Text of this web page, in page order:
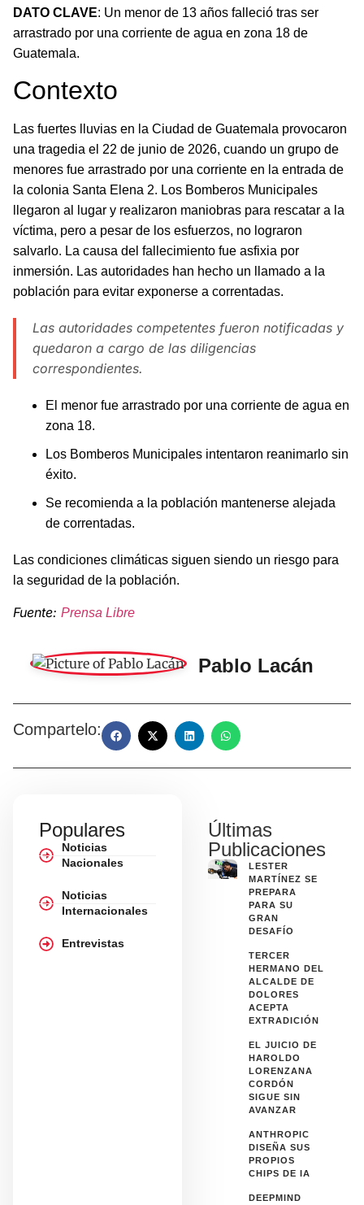
DATO CLAVE: Un menor de 13 años falleció tras ser
arrastrado por una corriente de agua en zona 18 de
Guatemala.
Contexto
Las fuertes lluvias en la Ciudad de Guatemala provocaron
una tragedia el 22 de junio de 2026, cuando un grupo de
menores fue arrastrado por una corriente en la entrada de
la colonia Santa Elena 2. Los Bomberos Municipales
llegaron al lugar y realizaron maniobras para rescatar a la
víctima, pero a pesar de los esfuerzos, no lograron
salvarlo. La causa del fallecimiento fue asfixia por
inmersión. Las autoridades han hecho un llamado a la
población para evitar exponerse a correntadas.
Las autoridades competentes fueron notificadas y
quedaron a cargo de las diligencias
correspondientes.
El menor fue arrastrado por una corriente de agua en
zona 18.
Los Bomberos Municipales intentaron reanimarlo sin
éxito.
Se recomienda a la población mantenerse alejada
de correntadas.
Las condiciones climáticas siguen siendo un riesgo para
la seguridad de la población.
Fuente: Prensa Libre
Pablo Lacán
Compartelo:
Populares
Noticias
Nacionales
Noticias
Internacionales
Entrevistas
Últimas
Publicaciones
LESTER
MARTÍNEZ SE
PREPARA
PARA SU
GRAN
DESAFÍO
TERCER
HERMANO DEL
ALCALDE DE
DOLORES
ACEPTA
EXTRADICIÓN
EL JUICIO DE
HAROLDO
LORENZANA
CORDÓN
SIGUE SIN
AVANZAR
ANTHROPIC
DISEÑA SUS
PROPIOS
CHIPS DE IA
DEEPMIND